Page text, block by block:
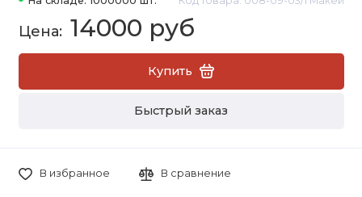
14000 руб
Купить
Быстрый заказ
В избранное В сравнение